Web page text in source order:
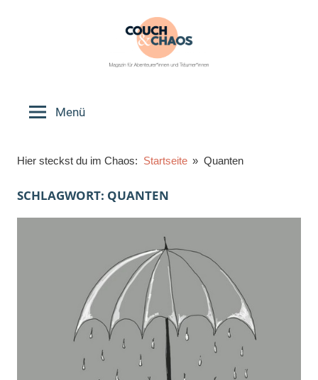
Chaos
Menü
Hier steckst du im Chaos: Startseite Quanten
SCHLAGWORT: QUANTEN